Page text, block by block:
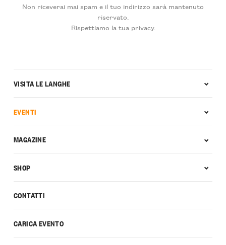
Non riceverai mai spam e il tuo indirizzo sarà mantenuto
riservato.
Rispettiamo la tua privacy.
CONTATTI
CARICA EVENTO
VISITA LE LANGHE
EVENTI
MAGAZINE
SHOP